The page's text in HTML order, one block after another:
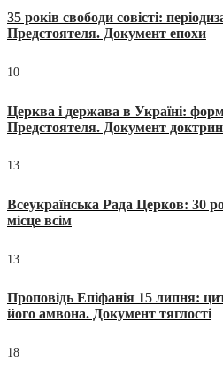
35 років свободи совісті:
Предстоятеля. Документ епохи
10
Церква і держава в Україні:
Предстоятеля. Документ
13
Всеукраїнська Рада Церков: 30
місце всім
13
Проповідь Епіфанія 15 липня:
його амвона. Документ тяглості
18